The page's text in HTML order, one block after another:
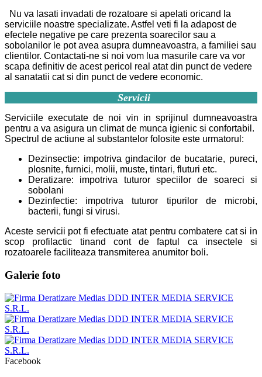
Nu va lasati invadati de rozatoare si apelati oricand la
serviciile noastre specializate. Astfel veti fi la adapost de
efectele negative pe care prezenta soarecilor sau a
sobolanilor le pot avea asupra dumneavoastra, a familiei sau
clientilor. Contactati-ne si noi vom lua masurile care va vor
scapa definitiv de acest pericol real atat din punct de vedere
al sanatatii cat si din punct de vedere economic.
Servicii
Serviciile executate de noi vin in sprijinul dumneavoastra
pentru a va asigura un climat de munca igienic si confortabil.
Spectrul de actiune al substantelor folosite este urmatorul:
Dezinsectie: impotriva gindacilor de bucatarie, pureci,
plosnite, furnici, molii, muste, tintari, fluturi etc.
Deratizare: impotriva tuturor speciilor de soareci si
sobolani
Dezinfectie: impotriva tuturor tipurilor de microbi,
bacterii, fungi si virusi.
Aceste servicii pot fi efectuate atat pentru combatere cat si in
scop profilactic tinand cont de faptul ca insectele si
rozatoarele faciliteaza transmiterea anumitor boli.
Galerie foto
Facebook